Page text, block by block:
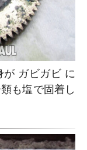
が ガビガビ に
も塩で固着し